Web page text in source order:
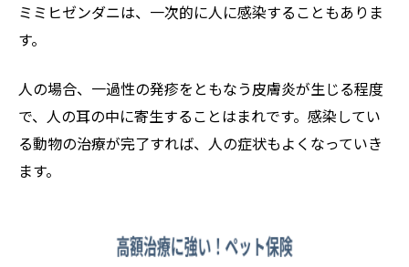
ミミヒゼンダニは、一次的に人に感染することもありま
す。
人の場合、一過性の発疹をともなう皮膚炎が生じる程度
で、人の耳の中に寄生することはまれです。感染してい
る動物の治療が完了すれば、人の症状もよくなっていき
ます。